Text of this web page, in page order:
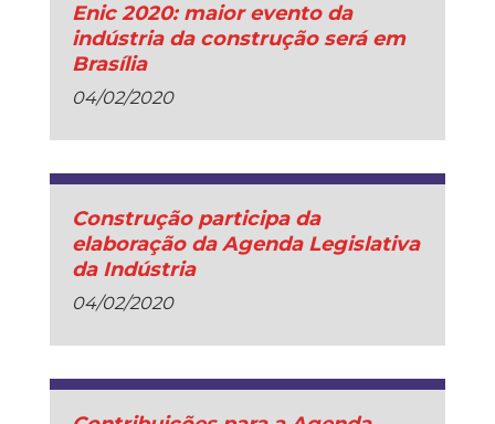
Enic 2020: maior evento da
indústria da construção será em
Brasília
04/02/2020
Construção participa da
elaboração da Agenda Legislativa
da Indústria
04/02/2020